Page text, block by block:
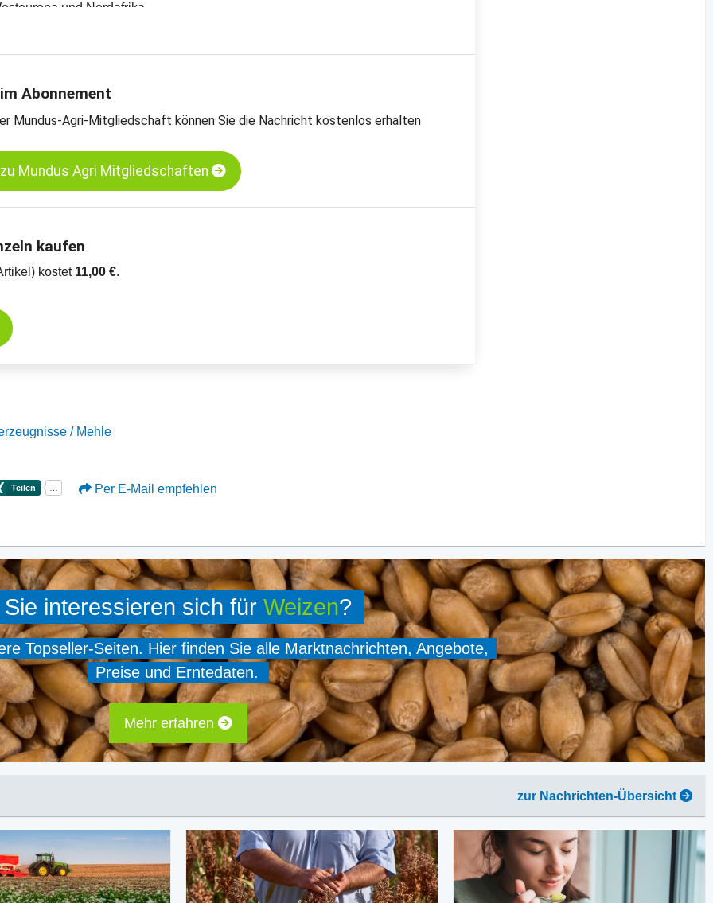
und Nordafrika
und Meinungen des Handels
Mundus Agri
Kassamarkt in Frankreich, Holland und Deutschland
Brot- / Mahlweizen, kurzfristige Termine, CBOT
Abonnement
Mundus-Agri-Mitgliedschaft können Sie die Nachricht kostenlos erhalten
Mundus Agri Mitgliedschaften
kaufen
kostet 11,00 €.
/ Mehle
Per E-Mail empfehlen
Sie interessieren sich für Weizen?
Topseller-Seiten. Hier finden Sie alle Marktnachrichten, Angebote,
Preise und Erntedaten.
Mehr erfahren
zur Nachrichten-Übersicht